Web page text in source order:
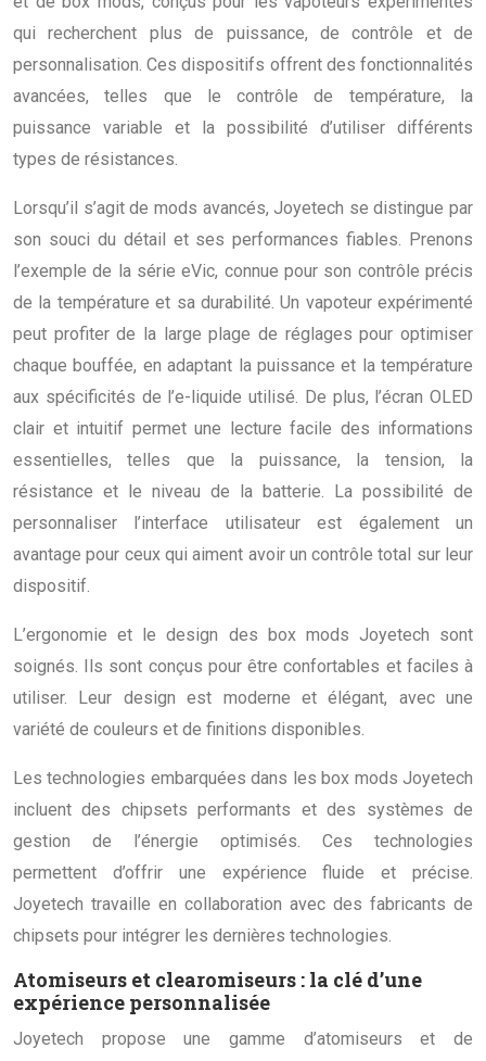
qui recherchent plus de puissance, de contrôle et de
personnalisation. Ces dispositifs offrent des fonctionnalités
avancées, telles que le contrôle de température, la
puissance variable et la possibilité d’utiliser différents
types de résistances.
Lorsqu’il s’agit de mods avancés, Joyetech se distingue par
son souci du détail et ses performances fiables. Prenons
l’exemple de la série eVic, connue pour son contrôle précis
de la température et sa durabilité. Un vapoteur expérimenté
peut profiter de la large plage de réglages pour optimiser
chaque bouffée, en adaptant la puissance et la température
aux spécificités de l’e-liquide utilisé. De plus, l’écran OLED
clair et intuitif permet une lecture facile des informations
essentielles, telles que la puissance, la tension, la
résistance et le niveau de la batterie. La possibilité de
personnaliser l’interface utilisateur est également un
avantage pour ceux qui aiment avoir un contrôle total sur leur
dispositif.
L’ergonomie et le design des box mods Joyetech sont
soignés. Ils sont conçus pour être confortables et faciles à
utiliser. Leur design est moderne et élégant, avec une
variété de couleurs et de finitions disponibles.
Les technologies embarquées dans les box mods Joyetech
incluent des chipsets performants et des systèmes de
gestion de l’énergie optimisés. Ces technologies
permettent d’offrir une expérience fluide et précise.
Joyetech travaille en collaboration avec des fabricants de
chipsets pour intégrer les dernières technologies.
Atomiseurs et clearomiseurs : la clé d’une
expérience personnalisée
Joyetech propose une gamme d’atomiseurs et de